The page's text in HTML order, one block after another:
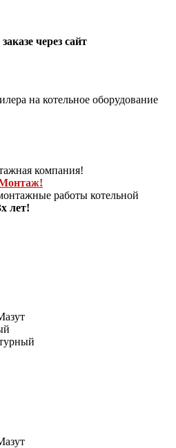
через сайт
на котельное оборудование
компания!
работы котельной
лет!